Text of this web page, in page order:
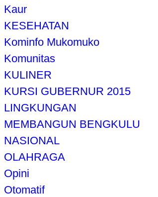
Kaur
KESEHATAN
Kominfo Mukomuko
Komunitas
KULINER
KURSI GUBERNUR 2015
LINGKUNGAN
MEMBANGUN BENGKULU
NASIONAL
OLAHRAGA
Opini
Otomatif